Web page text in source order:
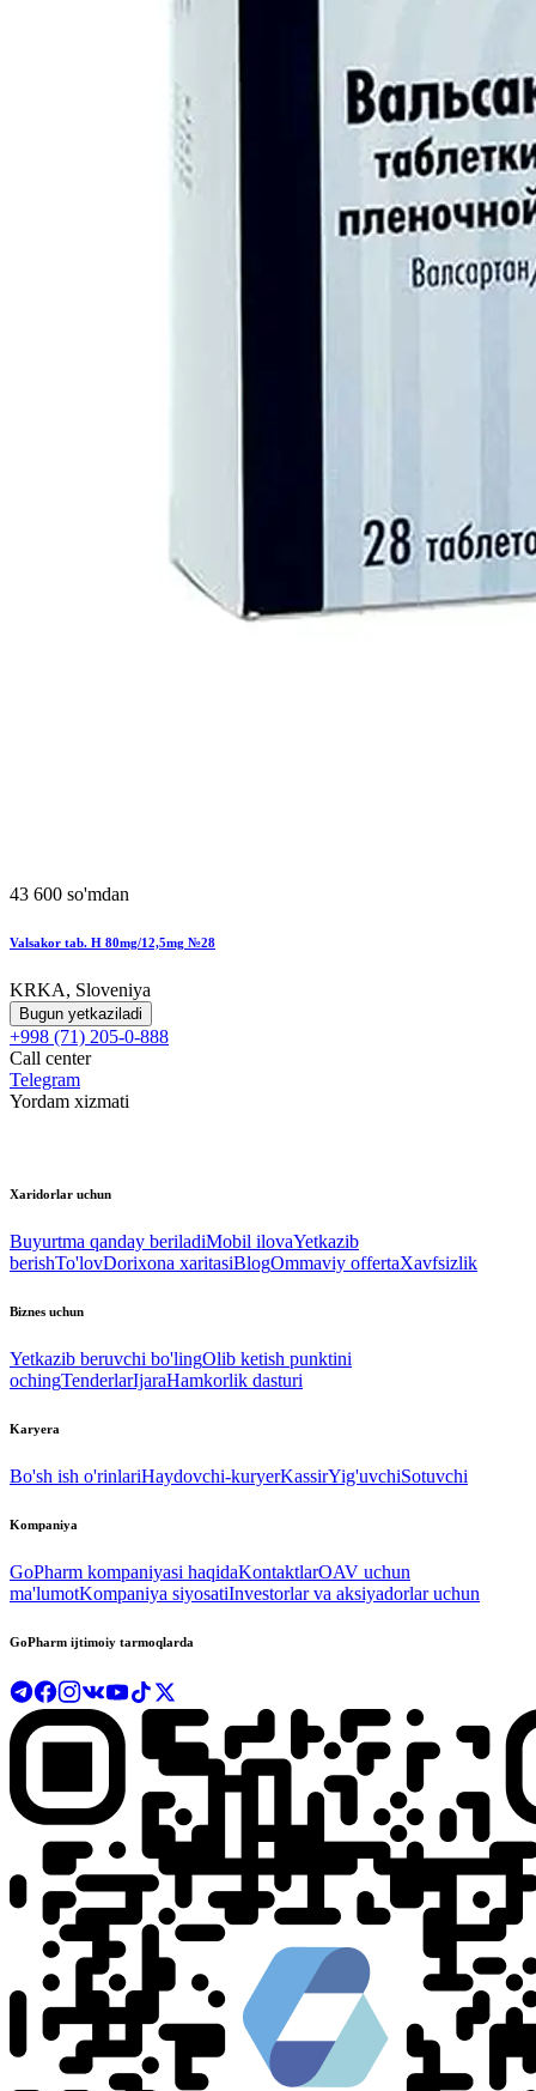
43 600 so'mdan
Valsakor tab. H 80mg/12,5mg №28
KRKA, Sloveniya
Bugun yetkaziladi
+998 (71) 205-0-888
Call center
Telegram
Yordam xizmati
Xaridorlar uchun
Buyurtma qanday beriladiMobil ilovaYetkazib
berishTo'lovDorixona xaritasiBlogOmmaviy offertaXavfsizlik
Biznes uchun
Yetkazib beruvchi bo'lingOlib ketish punktini
ochingTenderlarIjaraHamkorlik dasturi
Karyera
Bo'sh ish o'rinlariHaydovchi-kuryerKassirYig'uvchiSotuvchi
Kompaniya
GoPharm kompaniyasi haqidaKontaktlarOAV uchun
ma'lumotKompaniya siyosatiInvestorlar va aksiyadorlar uchun
GoPharm ijtimoiy tarmoqlarda